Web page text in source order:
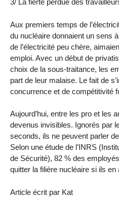
Aux premiers temps de
du nucléaire donnaient un sens
de l’électricité peu chère,
emploi. Avec un début de
choix de la sous-traitance, les
part de leur malaise. Le fait de
concurrence et de compétitivité
Aujourd’hui, entre les pro et les
devenus invisibles. Ignorés par
seconds, ils ne peuvent parler
Selon une étude de l’INRS
de Sécurité), 82 % des
quitter la filière nucléaire si ils en
Article écrit par Kat